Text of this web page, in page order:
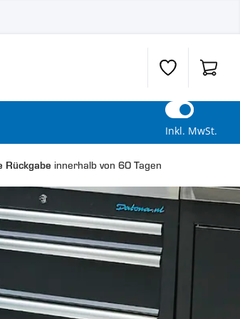
Wunschzettel
Inkl. MwSt.
Rückgabe innerhalb von 60 Tagen